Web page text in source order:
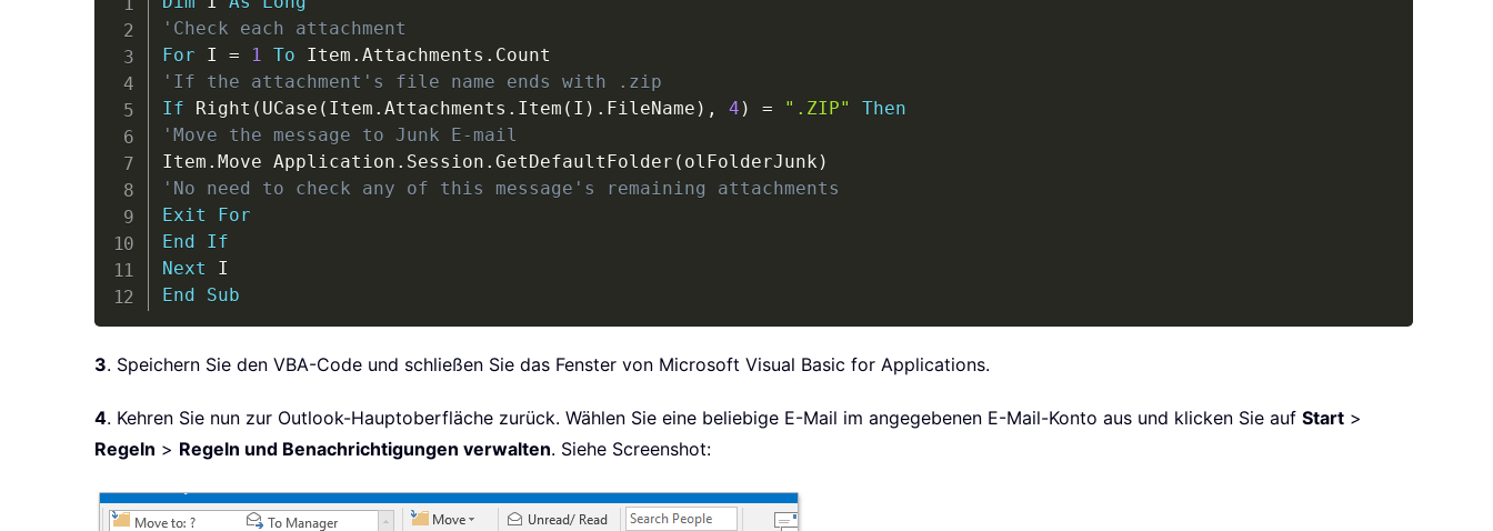
'Check each attachment
For I = 1 To Item . Attachments .
'If the attachment's file name ends with .zip
If Right ( UCase ( Item . Attachments . Item ( I ) . FileName ) , 4 ) = ".ZIP"
Then
'Move the message to Junk E-mail
Item . Move Application . Session . GetDefaultFolder ( olFolderJunk )
'No need to check any of this message's remaining attachments
Exit
For
End
If
Next
End
Sub
3. Speichern Sie den VBA-Code und schließen Sie das Fenster von Microsoft Visual Basic for Applications.
4. Kehren Sie nun zur Outlook-Hauptoberfläche zurück. Wählen Sie eine beliebige E-Mail im angegebenen E-Mail-Konto aus und klicken Sie auf Start >
Regeln > Regeln und Benachrichtigungen verwalten. Siehe Screenshot: